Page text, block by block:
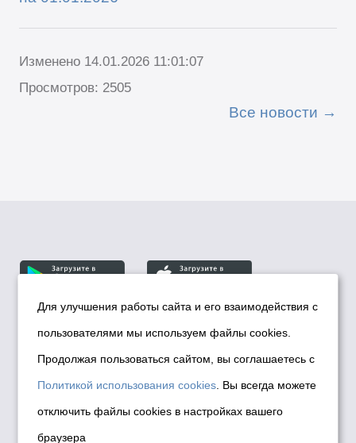
Изменено 14.01.2026 11:01:07
Просмотров: 2505
Все новости
© Департамент информационной политики мэрии
города Новосибирска, 2026
Политика использования Cookies
Политика по обработке персональных
данных в информационных системах
Для улучшения работы сайта и его взаимодействия с
пользователями мы используем файлы cookies.
Продолжая пользоваться сайтом, вы соглашаетесь с
Политикой использования cookies . Вы всегда можете
отключить файлы cookies в настройках вашего
браузера